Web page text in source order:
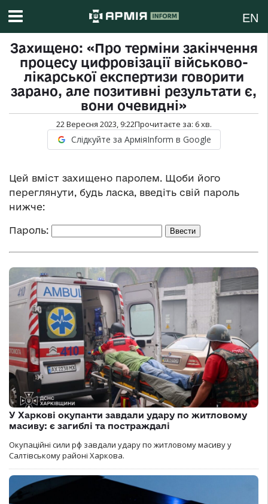
EN
Захищено: «Про терміни закінчення
процесу цифровізації військово-
лікарської експертизи говорити
зарано, але позитивні результати є,
вони очевидні»
22 Вересня 2023, 9:22Прочитаєте за: 6хв.
Слідкуйте за АрміяInform в Google
Цей вміст захищено паролем. Щоби його
переглянути, будь ласка, введіть свій пароль
нижче:
Пароль:
У Харкові окупанти завдали удару по житловому
масиву: є загиблі та постраждалі
Окупаційні сили рф завдали удару по житловому масиву у
Салтівському районі Харкова.